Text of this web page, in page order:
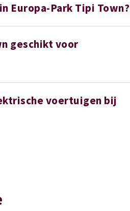
Europa-Park Tipi Town?
geschikt voor
voertuigen bij